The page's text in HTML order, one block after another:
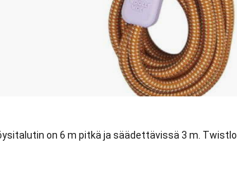
on 6 m pitkä ja säädettävissä 3 m.